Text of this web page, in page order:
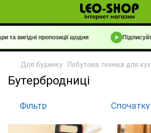
вигідні пропозиції щодня ➤
Для будинку Побутова техніка для
Бутербродниці
Фільтр